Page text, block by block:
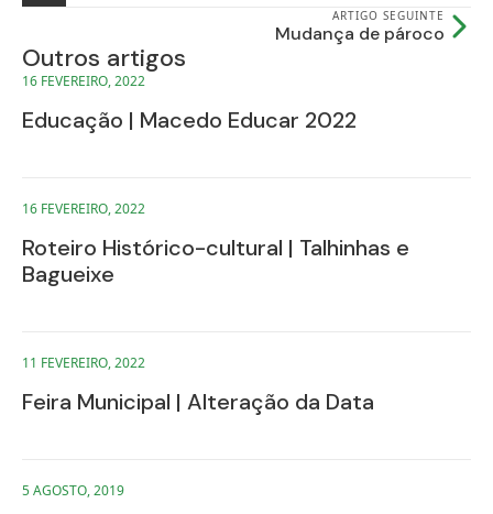
ARTIGO SEGUINTE
Mudança de pároco
Outros artigos
Educação | Macedo Educar 2022
16 FEVEREIRO, 2022
Roteiro Histórico-cultural | Talhinhas e
Bagueixe
16 FEVEREIRO, 2022
Feira Municipal | Alteração da Data
11 FEVEREIRO, 2022
5 AGOSTO, 2019